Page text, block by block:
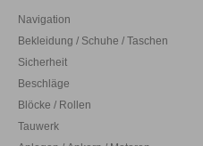
Navigation
Bekleidung / Schuhe / Taschen
Sicherheit
Beschläge
Blöcke / Rollen
Tauwerk